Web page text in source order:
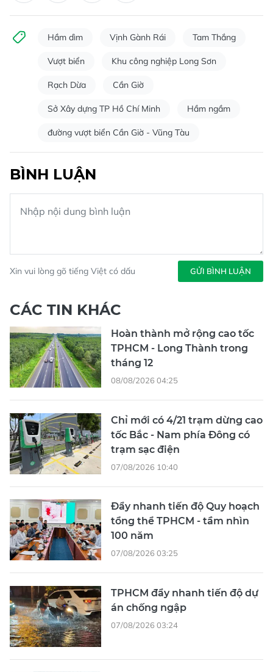
Hầm dìm Vịnh Gành Rái Tam Thắng
Vượt biển Khu công nghiệp Long Sơn
Rạch Dừa Cần Giờ
Sở Xây dựng TP Hồ Chí Minh Hầm ngầm
đường vượt biển Cần Giờ - Vũng Tàu
BÌNH LUẬN
Xin vui lòng gõ tiếng Việt có dấu GỬI BÌNH LUẬN
CÁC TIN KHÁC
Hoàn thành mở rộng cao tốc
TPHCM - Long Thành trong
tháng 12
08/08/2026 04:25
Chỉ mới có 4/21 trạm dừng cao
tốc Bắc - Nam phía Đông có
trạm sạc điện
07/08/2026 10:40
Đẩy nhanh tiến độ Quy hoạch
tổng thể TPHCM - tầm nhìn
100 năm
07/08/2026 03:25
TPHCM đẩy nhanh tiến độ dự
án chống ngập
07/08/2026 03:24